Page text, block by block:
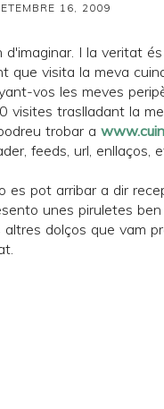
16, 2009
I la veritat
visita la meva
vos les meves
visites traslladant la
trobar a
feeds, url, enllaços,
es pot arribar a dir
unes piruletes
dolços que vam
.